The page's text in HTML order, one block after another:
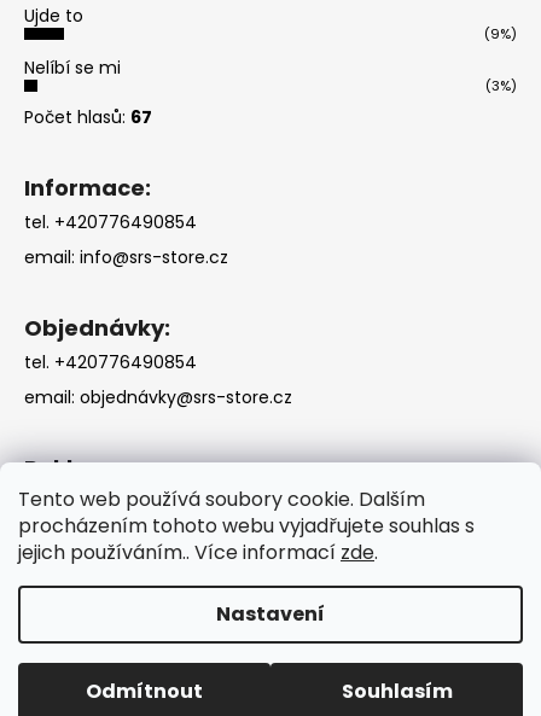
Tento web používá soubory cookie. Dalším
procházením tohoto webu vyjadřujete souhlas s
jejich používáním.. Více informací zde.
Nastavení
Odmítnout Souhlasím
Ujde to
(9%)
Nelíbí se mi
(3%)
Počet hlasů: 67
Informace:
tel. +420776490854
email: info@srs-store.cz
Objednávky:
tel. +420776490854
email: objednávky@srs-store.cz
Reklamace:
tel. +420776490854
email:reklamace@srs-store.cz
Vytvořil Shoptet
Copyright 2026SRS-STORE . Všechna práva vyhrazena.